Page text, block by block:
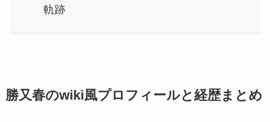
軌跡
勝又春のwiki風プロフィールと経歴まとめ